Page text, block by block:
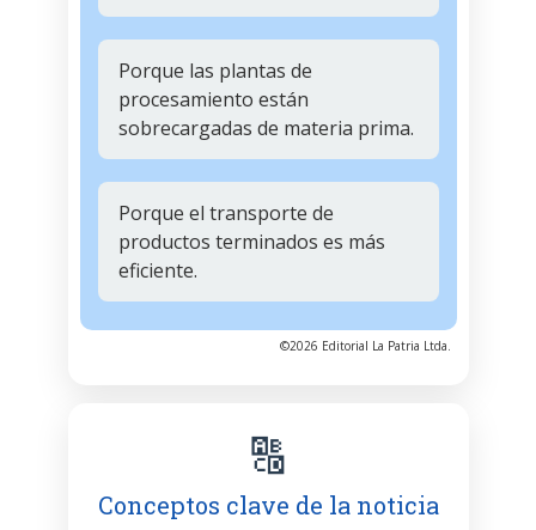
Porque las plantas de
procesamiento están
sobrecargadas de materia prima.
Porque el transporte de
productos terminados es más
eficiente.
©2026 Editorial La Patria Ltda.
🔠
Conceptos clave de la noticia